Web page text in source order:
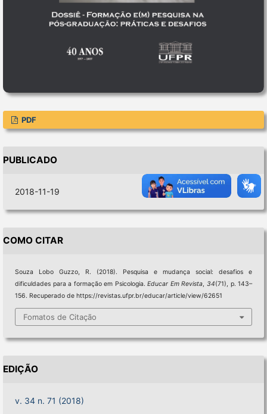
PDF
PUBLICADO
2018-11-19
COMO CITAR
Souza Lobo Guzzo, R. (2018). Pesquisa e mudança social: desafios e
dificuldades para a formação em Psicologia.Educar Em Revista, 34(71), p. 143–
156. Recuperado de https://revistas.ufpr.br/educar/article/view/62651
Fomatos de Citação
EDIÇÃO
v. 34 n. 71 (2018)